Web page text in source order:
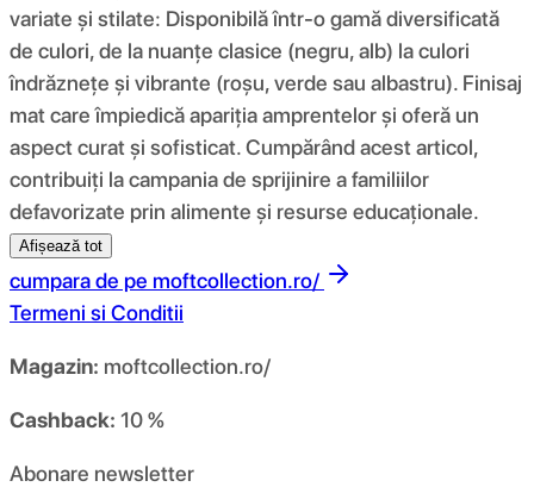
variate și stilate: Disponibilă într-o gamă diversificată
de culori, de la nuanțe clasice (negru, alb) la culori
îndrăznețe și vibrante (roșu, verde sau albastru). Finisaj
mat care împiedică apariția amprentelor și oferă un
aspect curat și sofisticat. Cumpărând acest articol,
contribuiți la campania de sprijinire a familiilor
defavorizate prin alimente și resurse educaționale.
Afișează tot
cumpara de pe moftcollection.ro/
Termeni si Conditii
Magazin: moftcollection.ro/
Cashback: 10 %
Abonare newsletter